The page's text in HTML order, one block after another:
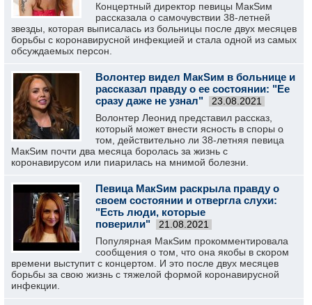
Концертный директор певицы МакSим
рассказала о самочувствии 38-летней
звезды, которая выписалась из больницы после двух месяцев
борьбы с коронавирусной инфекцией и стала одной из самых
обсуждаемых персон.
Волонтер видел МакSим в больнице и
рассказал правду о ее состоянии: "Ее
сразу даже не узнал"
23.08.2021
Волонтер Леонид представил рассказ,
который может внести ясность в споры о
том, действительно ли 38-летняя певица
МакSим почти два месяца боролась за жизнь с
коронавирусом или пиарилась на мнимой болезни.
Певица МакSим раскрыла правду о
своем состоянии и отвергла слухи:
"Есть люди, которые
поверили"
21.08.2021
Популярная МакSим прокомментировала
сообщения о том, что она якобы в скором
времени выступит с концертом. И это после двух месяцев
борьбы за свою жизнь с тяжелой формой коронавирусной
инфекции.